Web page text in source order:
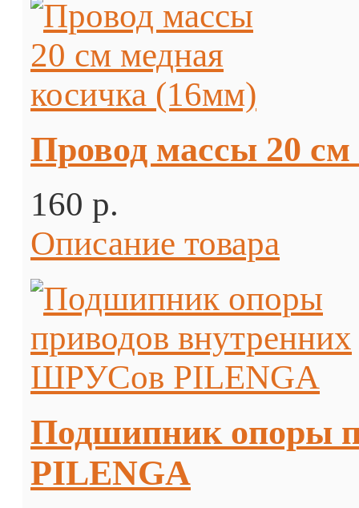
Провод массы 20
160 p.
Описание товара
Подшипник опоры
PILENGA